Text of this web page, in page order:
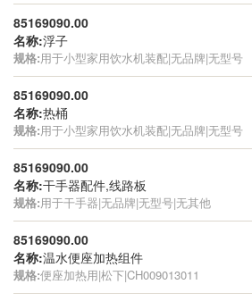
85169090.00
名称:浮子
规格:用于小型家用饮水机装配|无品牌|无型号
85169090.00
名称:热桶
规格:用于小型家用饮水机装配|无品牌|无型号
85169090.00
名称:干手器配件,线路板
规格:用于干手器|无品牌|无型号|无其他
85169090.00
名称:温水便座加热组件
规格:便座加热用|松下|CH009013011